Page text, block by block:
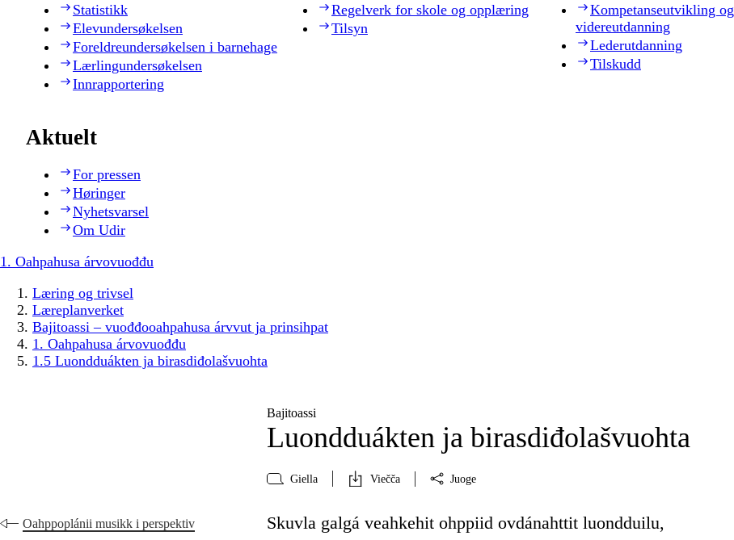
Statistikk
Elevundersøkelsen
Foreldreundersøkelsen i barnehage
Lærlingundersøkelsen
Innrapportering
Regelverk for skole og opplæring
Tilsyn
Kompetanseutvikling og
videreutdanning
Lederutdanning
Tilskudd
Aktuelt
For pressen
Høringer
Nyhetsvarsel
Om Udir
1. Oahpahusa árvovuođđu
Læring og trivsel
Læreplanverket
Bajitoassi – vuođđooahpahusa árvvut ja prinsihpat
1. Oahpahusa árvovuođđu
1.5 Luondduákten ja birasdiđolašvuohta
Bajitoassi
Luondduákten ja birasdiđolašvuohta
Giella Viečča Juoge
Oahppoplánii musikk i perspektiv
Skuvla galgá veahkehit ohppiid ovdánahttit luondduilu,